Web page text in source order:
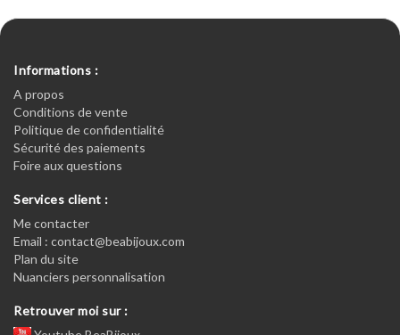
Informations :
A propos
Conditions de vente
Politique de confidentialité
Sécurité des paiements
Foire aux questions
Services client :
Me contacter
Email : contact@beabijoux.com
Plan du site
Nuanciers personnalisation
Retrouver moi sur :